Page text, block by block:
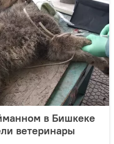
в Бишкеке
ветеринары